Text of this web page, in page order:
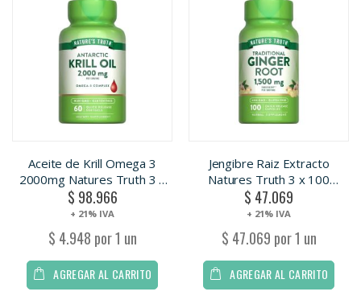
Aceite de Krill Omega 3
2000mg Natures Truth 3 x
60 Capsulas.
$ 98.966
+ 21% IVA
$ 4.948 por 1 un
AGREGAR AL CARRITO
Jengibre Raiz Extracto
Natures Truth 3 x 100
Capsulas.
$ 47.069
+ 21% IVA
$ 47.069 por 1 un
AGREGAR AL CARRITO